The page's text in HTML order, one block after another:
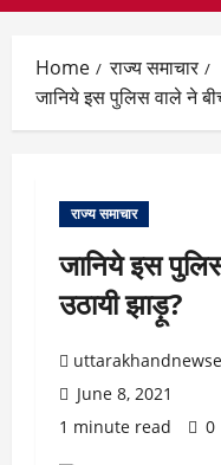
Home
राज्य समाचार
जानिये इस पुलिस वाले ने
राज्य समाचार
जानिये इस
उठायी झाड़ू?
June 8, 2021
1 minute read
0